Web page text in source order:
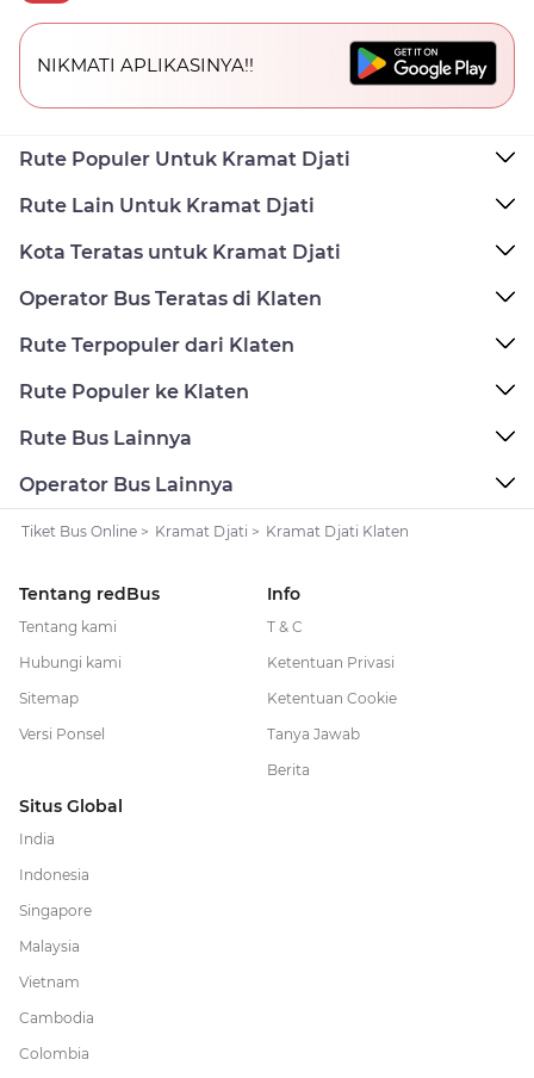
NIKMATI APLIKASINYA!!
Rute Populer Untuk Kramat Djati
Rute Lain Untuk Kramat Djati
Kota Teratas untuk Kramat Djati
Operator Bus Teratas di Klaten
Rute Terpopuler dari Klaten
Rute Populer ke Klaten
Rute Bus Lainnya
Operator Bus Lainnya
Tiket Bus Online > Kramat Djati > Kramat Djati Klaten
Tentang redBus
Tentang kami
Hubungi kami
Sitemap
Versi Ponsel
Info
T & C
Ketentuan Privasi
Ketentuan Cookie
Tanya Jawab
Berita
Situs Global
India
Indonesia
Singapore
Malaysia
Vietnam
Cambodia
Colombia